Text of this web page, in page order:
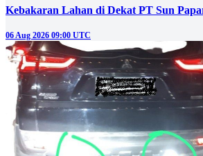
Kebakaran Lahan di Dekat PT Sun
06 Aug 2026 09:00 UTC